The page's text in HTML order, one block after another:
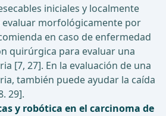
iniciales y localmente
evaluar morfológicamente por
en caso de enfermedad
quirúrgica para evaluar una
[7, 27]. En la evaluación de una
también puede ayudar la caída
29].
y robótica en el carcinoma de